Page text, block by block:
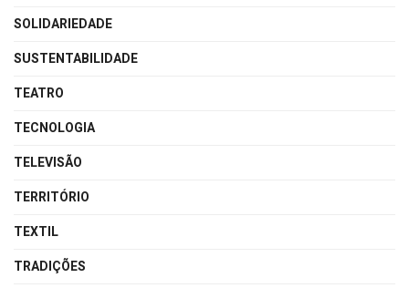
SOLIDARIEDADE
SUSTENTABILIDADE
TEATRO
TECNOLOGIA
TELEVISÃO
TERRITÓRIO
TEXTIL
TRADIÇÕES